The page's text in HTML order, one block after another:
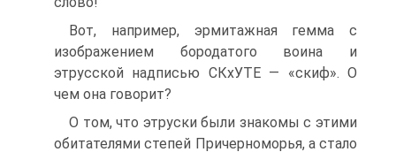
Вот, например, эрмитажная гемма с
изображением бородатого воина и
этрусской надписью СКхУТЕ — «скиф». О
чем она говорит?
О том, что этруски были знакомы с этими
обитателями степей Причерноморья, а стало